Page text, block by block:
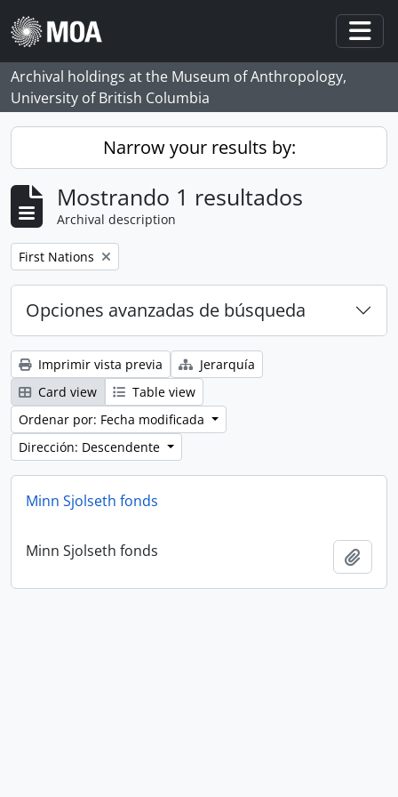
Skip to main content
Archival holdings at the Museum of Anthropology,
University of British Columbia
Narrow your results by:
Mostrando 1 resultados
Archival description
Remove filter:
First Nations
Opciones avanzadas de búsqueda
Imprimir vista previa
Jerarquía
Card view
Table view
Ordenar por: Fecha modificada
Dirección: Descendente
Minn Sjolseth fonds
Minn Sjolseth fonds